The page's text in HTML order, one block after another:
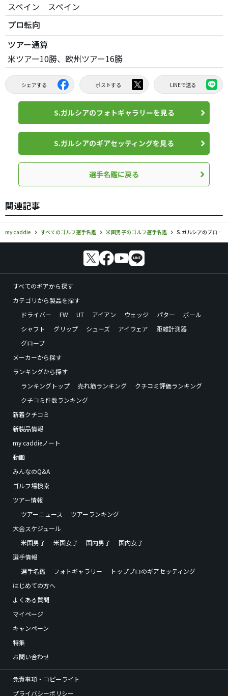
スペイン スペイン
プロ転向
ツアー通算
米ツアー10勝、欧州ツアー16勝
シェアする ポストする LINEで送る
S.ガルシアのフォトギャラリーを見る
S.ガルシアのギアセッティングを見る
選手名鑑に戻る
関連記事
my caddie すべてのゴルフ選手名鑑 米国男子のゴルフ選手名鑑 S.ガルシアのプロフィール・ツアー成績
すべてのギアから探す
カテゴリから製品を探す
ドライバー
FW UT アイアン ウェッジ パター
ボール
シャフト
グリップ シューズ アイウェア
距離計測器
グローブ
メーカーから探す
ランキングから探す
ランキングトップ
売れ筋ランキング
クチコミ評価ランキング
クチコミ件数ランキング
新着クチコミ
新製品情報
my caddieノート
動画
みんなのQ&A
ゴルフ場検索
ツアー情報
ツアーニュース
ツアーランキング
大会スケジュール
米国男子
米国女子 国内男子
国内女子
選手情報
選手名鑑
フォトギャラリー
トッププロのギアセッティング
はじめての方へ
よくある質問
マイページ
キャンペーン
特集
お問い合わせ
免責事項・コピーライト
プライバシーポリシー